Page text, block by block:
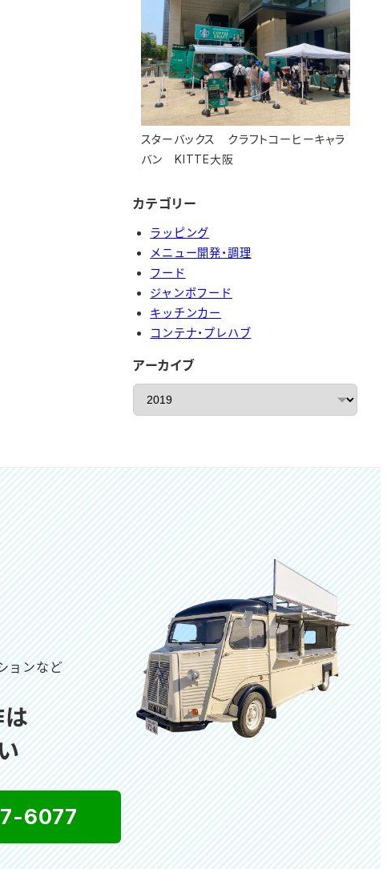
スターバックス クラフトコーヒーキャラ
バン KITTE大阪
カテゴリー
ラッピング
メニュー開発・調理
フード
ジャンボフード
キッチンカー
コンテナ・プレハブ
アーカイブ
ー
ブ
ョンなど
は
6077